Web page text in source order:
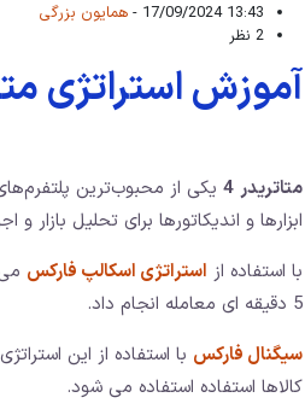
13:43 17/09/2024 -
همایون بزرگی
2 نظر
آموزش استراتژی متاتریدر 4 برای فارکس
متاتریدر 4 یکی از محبوب‌ترین
ابزارها و اندیکاتورها برای تحلیل بازار و
با استفاده از استراتژی اسکالپ فارکس
5 دقیقه ای معامله انجام داد.
سیگنال فارکس با استفاده از این
کالاها استفاده استفاده می شود.